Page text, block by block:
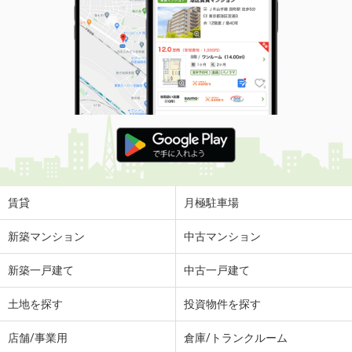
賃貸 月極駐車場
新築マンション 中古マンション
新築一戸建て 中古一戸建て
土地を探す 投資物件を探す
店舗/事業用 倉庫/トランクルーム